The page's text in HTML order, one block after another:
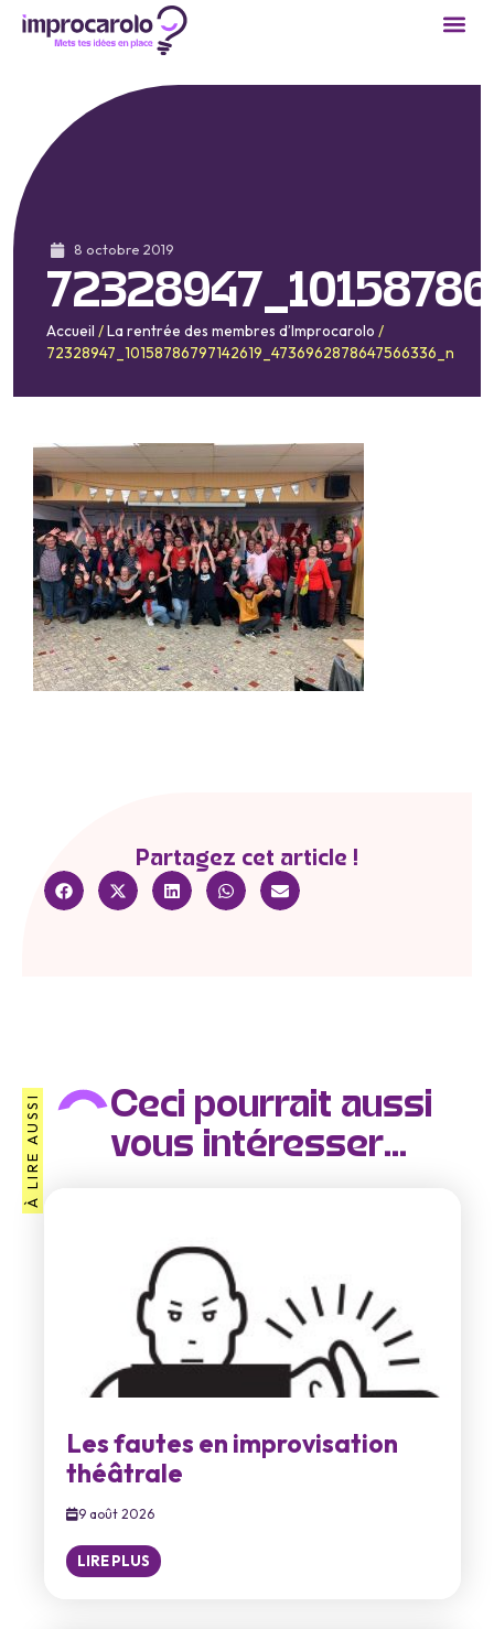
8 octobre 2019
Accueil /La rentrée des membres d’Improcarolo /
72328947_10158786797142619_4736962878647566336_n
Partagez cet article !
À LIRE AUSSI
Ceci pourrait aussi
vous intéresser...
Les fautes en improvisation
théâtrale
9 août 2026
LIRE PLUS